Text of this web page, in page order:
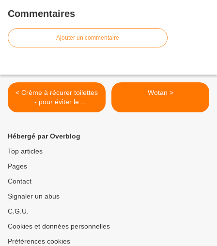
Commentaires
Ajouter un commentaire
< Crème à récurer toilettes
- pour éviter le
désèchement :
Wotan >
Hébergé par Overblog
Top articles
Pages
Contact
Signaler un abus
C.G.U.
Cookies et données personnelles
Préférences cookies